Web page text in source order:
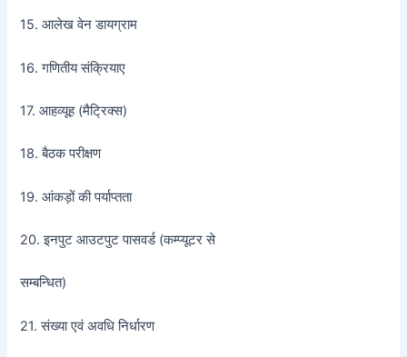
15. आलेख वेन डायग्राम
16. गणितीय संक्रियाए
17. आहव्यूह (मैट्रिक्स)
18. बैठक परीक्षण
19. आंकड़ों की पर्याप्तता
20. इनपुट आउटपुट पासवर्ड (कम्प्यूटर से
सम्बन्धित)
21. संख्या एवं अवधि निर्धारण